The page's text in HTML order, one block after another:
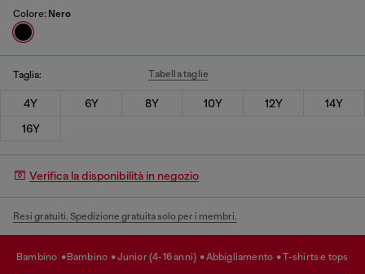
Colore: Nero
Taglia: Tabella taglie
4Y 6Y 8Y 10Y 12Y
14Y
16Y
Verifica la disponibilità in negozio
Resi gratuiti. Spedizione gratuita solo per i membri.
bambino bambino junior (4-16 anni) abbigliamento t-shirts e tops